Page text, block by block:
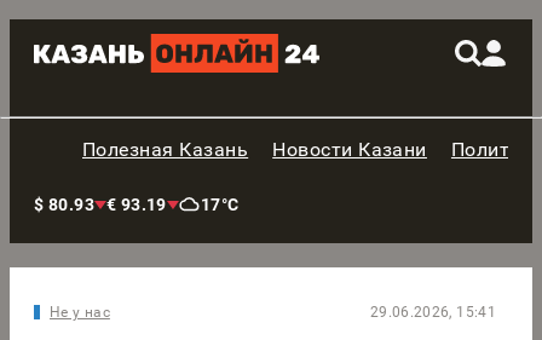
Полезная Казань Новости Казани
$ 80.93 € 93.19 17°C
Не у нас 29.06.2026, 15:41